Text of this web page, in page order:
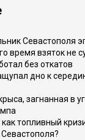
Севастополя
время взяток не
без откатов
дно к
загнанная в
как топливный